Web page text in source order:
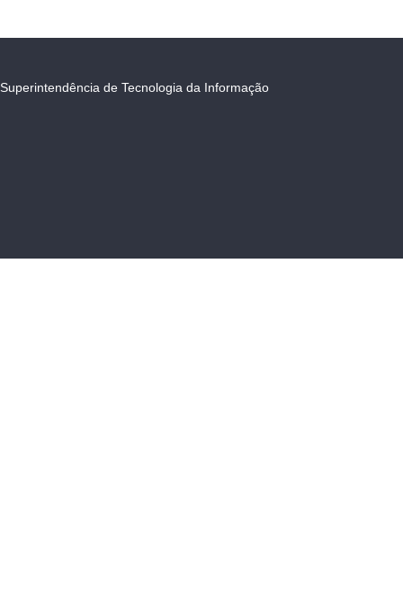
Superintendência de Tecnologia da Informação